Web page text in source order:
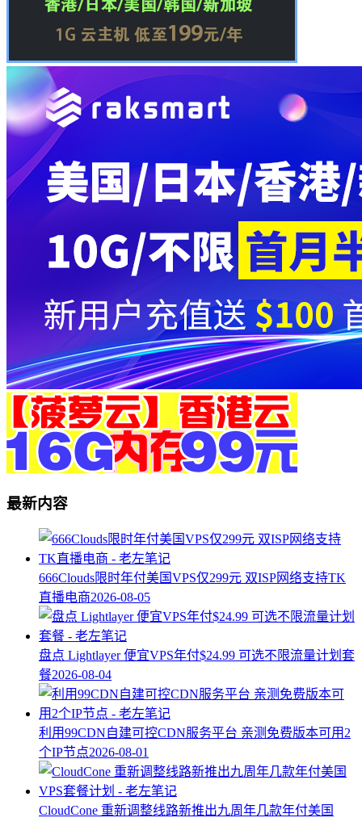
最新内容
666Clouds限时年付美国VPS仅299元 双ISP网络支持TK
直播电商2026-08-05
盘点 Lightlayer 便宜VPS年付$24.99 可选不限流量计划套
餐2026-08-04
利用99CDN自建可控CDN服务平台 亲测免费版本可用2
个IP节点2026-08-01
CloudCone 重新调整线路新推出九周年几款年付美国